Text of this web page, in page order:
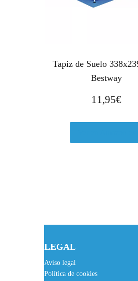
Tapiz de Suelo
Bestway
11,95€
LEGAL
Aviso legal
Política de cookies